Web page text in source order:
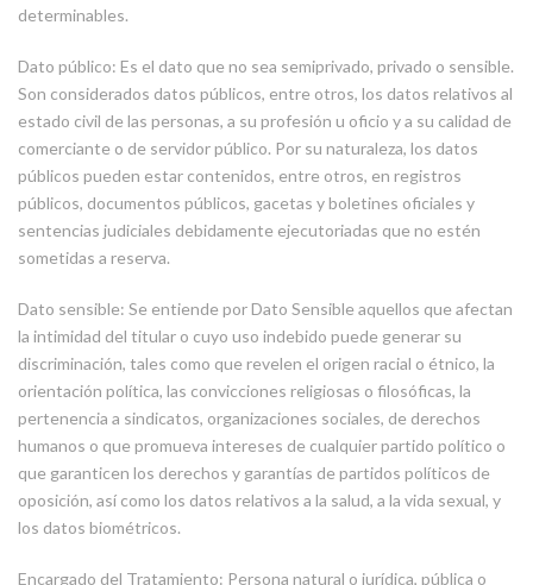
determinables.
Dato público: Es el dato que no sea semiprivado, privado o sensible.
Son considerados datos públicos, entre otros, los datos relativos al
estado civil de las personas, a su profesión u oficio y a su calidad de
comerciante o de servidor público. Por su naturaleza, los datos
públicos pueden estar contenidos, entre otros, en registros
públicos, documentos públicos, gacetas y boletines oficiales y
sentencias judiciales debidamente ejecutoriadas que no estén
sometidas a reserva.
Dato sensible: Se entiende por Dato Sensible aquellos que afectan
la intimidad del titular o cuyo uso indebido puede generar su
discriminación, tales como que revelen el origen racial o étnico, la
orientación política, las convicciones religiosas o filosóficas, la
pertenencia a sindicatos, organizaciones sociales, de derechos
humanos o que promueva intereses de cualquier partido político o
que garanticen los derechos y garantías de partidos políticos de
oposición, así como los datos relativos a la salud, a la vida sexual, y
los datos biométricos.
Encargado del Tratamiento: Persona natural o jurídica, pública o